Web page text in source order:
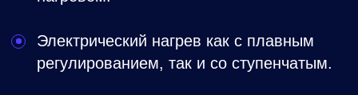
Гарантии